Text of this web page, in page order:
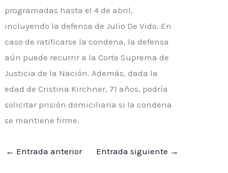
programadas hasta el 4 de abril,
incluyendo la defensa de Julio De Vido. En
caso de ratificarse la condena, la defensa
aún puede recurrir a la Corte Suprema de
Justicia de la Nación. Además, dada la
edad de Cristina Kirchner, 71 años, podría
solicitar prisión domiciliaria si la condena
se mantiene firme.
← Entrada anterior Entrada siguiente →